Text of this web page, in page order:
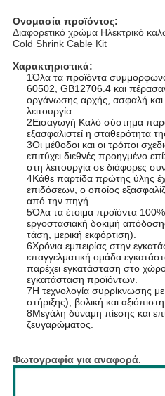
Ονομασία προϊόντος:
Διαφορετικό χρώμα Ηλεκτρικό
Cold Shrink Cable Kit
Χαρακτηριστικά:
1Όλα τα προϊόντα
60502, GB12706.4 και
οργάνωσης αρχής, ασφαλή και
λειτουργία.
2Εισαγωγή Καλό σύστημα
εξασφαλιστεί η σταθερότητα
3Οι μέθοδοι και οι τρόποι
επιτύχει διεθνές προηγμένο
στη λειτουργία σε διάφορες
4Κάθε παρτίδα πρώτης ύλης
επιδόσεων, ο οποίος
από την πηγή.
5Όλα τα έτοιμα προϊόντα
εργοστασιακή δοκιμή
τάση, μερική εκφόρτιση).
6Χρόνια εμπειρίας στην
επαγγελματική ομάδα
παρέχει εγκατάσταση στο
εγκατάσταση προϊόντων.
7Η τεχνολογία συρρίκνωσης
στήριξης), βολική και
8Μεγάλη δύναμη πίεσης και
ζευγαρώματος.
Φωτογραφία για αναφορά.